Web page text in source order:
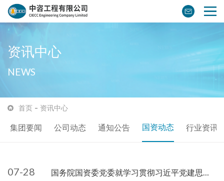
资讯中心
NEWS
首页 资讯中心
集团要闻 公司动态 通知公告 国资动态 行业资讯
07-28